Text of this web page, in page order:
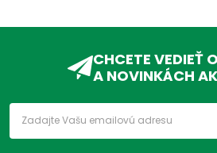
CHCETE VEDIEŤ
A NOVINKÁCH